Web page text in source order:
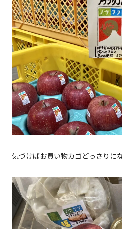
気づけばお買い物カゴどっさりに